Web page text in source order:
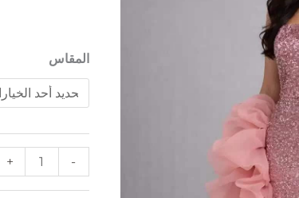
المقاس
-
+